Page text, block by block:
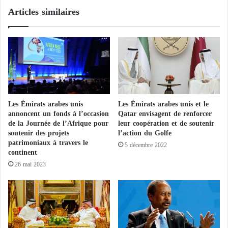
ساهم فريق مشروع «منصة تحليل
البيانات الفضائية» التي تندرج ضمن
مشروع «مجمع البيانات الفضائية»
وبالتعاون مع شركة «بيانات»، في
تقديم عدد من تقارير التحليلات التي
نُشرت عبر موقع الميثاق الدولي
دولة المغرب الشقيقة.
تلك…pic.twitter.com/hIDAlx94ma
x
t
l
'
a
r
r
e
s
t
a
t
i
o
d
e
s
e
s
l
e
e
s
E
A
U
s
o
u
t
i
e
n
l
e
s
e
Articles similaires
Les Émirats arabes unis
annoncent un fonds à l’occasion
de la Journée de l’Afrique pour
soutenir des projets
patrimoniaux à travers le
continent
26 mai 2023
Les Émirats arabes unis et le
Qatar envisagent de renforcer
leur coopération et de soutenir
l’action du Golfe
5 décembre 2022